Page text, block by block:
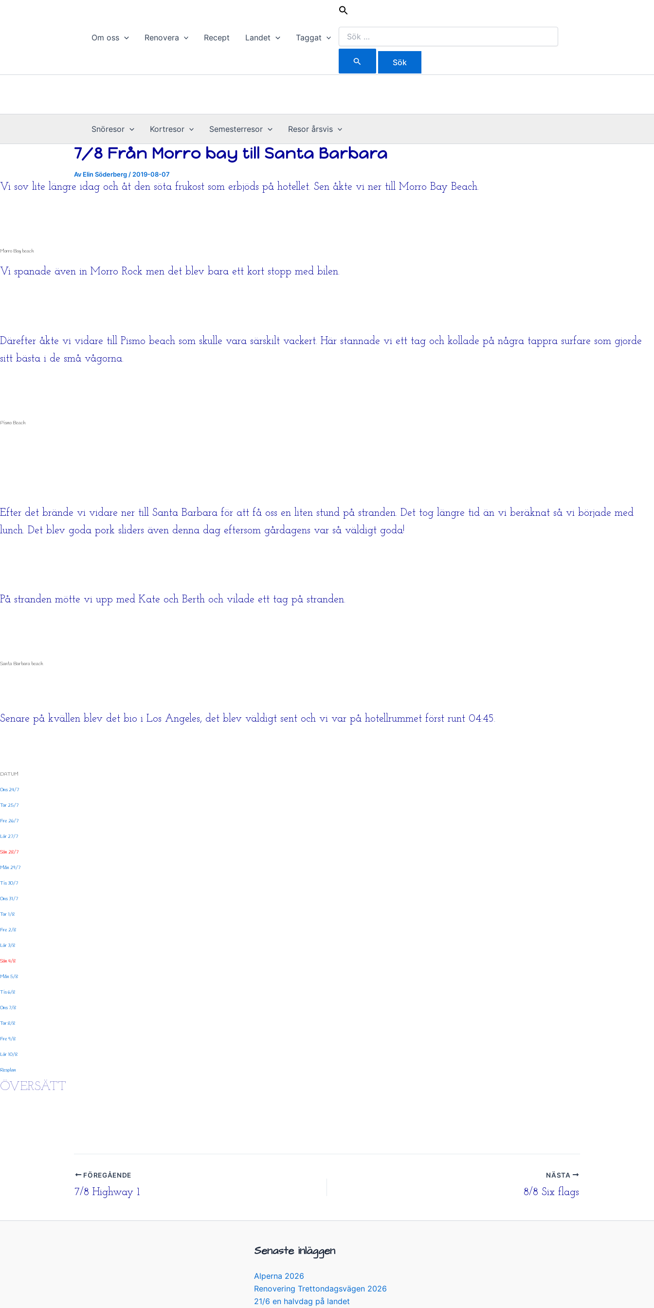
Om oss Renovera Recept Landet Taggat
Sök
efter:
Snöresor Kortresor Semesterresor Resor årsvis
7/8 Från Morro bay till Santa Barbara
Av Elin Söderberg / 2019-08-07
Vi sov lite längre idag och åt den söta frukost som erbjöds på hotellet. Sen åkte vi ner till Morro Bay Beach.
Morro Bay beach
Vi spanade även in Morro Rock men det blev bara ett kort stopp med bilen.
Därefter åkte vi vidare till Pismo beach som skulle vara särskilt vackert. Här stannade vi ett tag och kollade på några tappra surfare som gjorde
sitt bästa i de små vågorna.
Pismo Beach
Efter det brände vi vidare ner till Santa Barbara för att få oss en liten stund på stranden. Det tog längre tid än vi beräknat så vi började med
lunch. Det blev goda pork sliders även denna dag eftersom gårdagens var så väldigt goda!
På stranden mötte vi upp med Kate och Berth och vilade ett tag på stranden.
Santa Barbara beach
Senare på kvällen blev det bio i Los Angeles, det blev väldigt sent och vi var på hotellrummet först runt 04:45.
DATUM
Ons 24/7
Tor 25/7
Fre 26/7
Lör 27/7
Sön 28/7
Mån 29/7
Tis 30/7
Ons 31/7
Tor 1/8
Fre 2/8
Lör 3/8
Sön 4/8
Mån 5/8
Tis 6/8
Ons 7/8
Tor 8/8
Fre 9/8
Lör 10/8
Resplan
ÖVERSÄTT
FÖREGÅENDE
7/8 Highway 1
NÄSTA
8/8 Six flags
Senaste inläggen
Alperna 2026
Renovering Trettondagsvägen 2026
21/6 en halvdag på landet